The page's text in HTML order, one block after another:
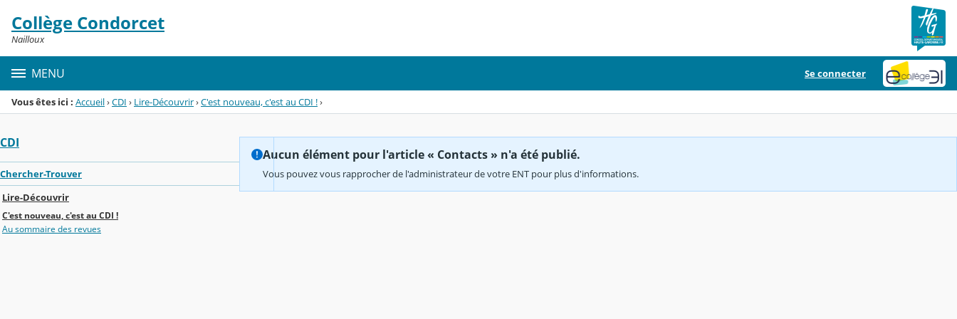
Menu de la rubrique
Contenu
Collège Condorcet
Nailloux
MENU Se connecter
Vous êtes ici : Accueil›CDI › Lire-Découvrir›C'est nouveau, c'est au CDI !›
CDI
Chercher-Trouver
Lire-Découvrir
C'est nouveau, c'est au CDI !
Au sommaire des revues
Aucun élément pour l'article « Contacts » n'a été publié.
Vous pouvez vous rapprocher de l'administrateur de votre ENT pour plus d'informations.